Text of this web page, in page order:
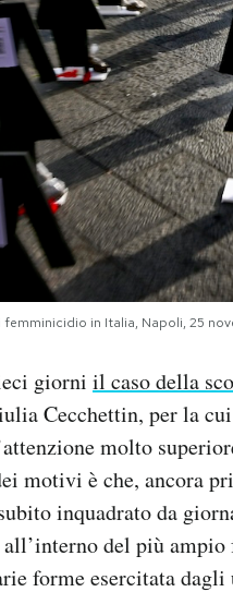
in Italia, Napoli, 25
giorni il caso della
Cecchettin, per la
molto
motivi è che, ancora
inquadrato da
del più
forme esercitata